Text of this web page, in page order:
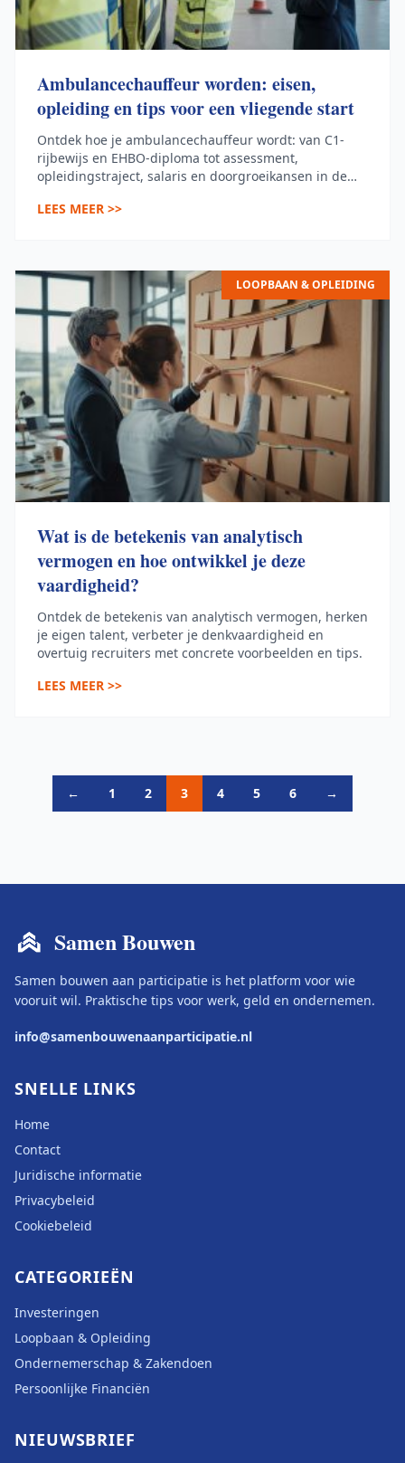
Ambulancechauffeur worden: eisen,
opleiding en tips voor een vliegende start
Ontdek hoe je ambulancechauffeur wordt: van C1-
rijbewijs en EHBO-diploma tot assessment,
opleidingstraject, salaris en doorgroeikansen in de
LEES MEER >>
LOOPBAAN & OPLEIDING
Wat is de betekenis van analytisch
vermogen en hoe ontwikkel je deze
vaardigheid?
Ontdek de betekenis van analytisch vermogen, herken
je eigen talent, verbeter je denkvaardigheid en
overtuig recruiters met concrete voorbeelden en tips.
LEES MEER >>
← 1 2 3 4 5 6 →
Samen Bouwen
Samen bouwen aan participatie is het platform voor wie
vooruit wil. Praktische tips voor werk, geld en ondernemen.
info@samenbouwenaanparticipatie.nl
SNELLE LINKS
Home
Contact
Juridische informatie
Privacybeleid
Cookiebeleid
CATEGORIEËN
Investeringen
Loopbaan & Opleiding
Ondernemerschap & Zakendoen
Persoonlijke Financiën
NIEUWSBRIEF